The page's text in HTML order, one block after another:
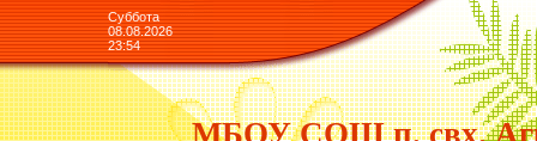
Суббота
08.08.2026
23:54
МБОУ СОШ п. свх.